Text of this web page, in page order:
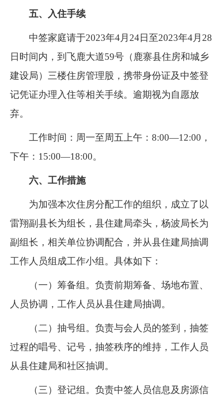
五、入住手续
中签家庭请于2023年4月 24日至2023年4月 28
日 时间内，到飞鹿大道59号（鹿寨县住房和城乡
建设局）三楼住房管理股，携带身份证及中签登
记凭证办理入住等相关手续。 逾期视为自愿放
弃。
工作时间：周一至周五上午： 8:00—12:00 ，
下午： 15:00—18:00。
六、工作措施
为加强本次住房分配工作的组织，成立了以
雷翔副县长为组长，县住建局牵头， 杨波局长为
副组长，相关单位协调配合，并从县住建局抽调
工作人员组成工作小组。具体如下：
（一）筹备组。 负责前期筹备、场地布置、
人员协调，工作人员从县住建局抽调。
（二）抽号组。 负责与会人员的签到，抽签
过程的唱号、记号，抽签秩序的维持，工作人员
从县住建局和社区抽调。
（三）登记组。 负责中签人员信息及房源信